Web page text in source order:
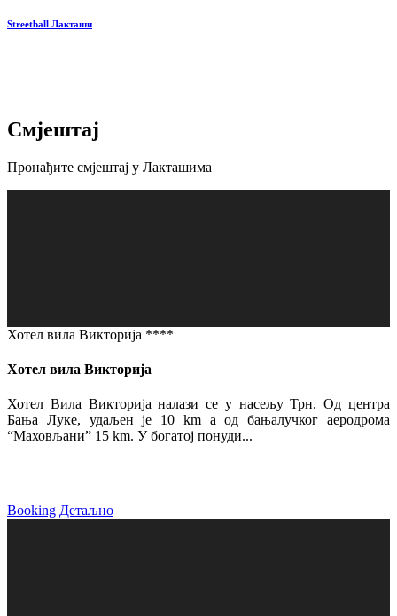
Streetball Лакташи
Смјештај
Пронађите смјештај у Лакташима
Хотел вила Викторија ****
Хотел вила Викторија
Хотел Вила Викторија налази се у насељу Трн. Од центра
Бања Луке, удаљен је 10 km а од бањалучког аеродрома
“Маховљани” 15 km. У богатој понуди...
Booking Детаљно